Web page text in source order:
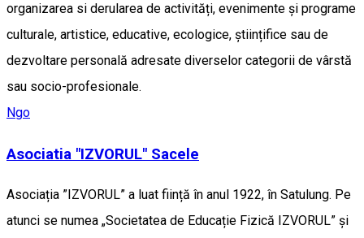
organizarea si derularea de activități, evenimente și programe
culturale, artistice, educative, ecologice, științifice sau de
dezvoltare personală adresate diverselor categorii de vârstă
sau socio-profesionale.
Ngo
Asociatia "IZVORUL" Sacele
Asociația ”IZVORUL” a luat ființă în anul 1922, în Satulung. Pe
atunci se numea „Societatea de Educație Fizică IZVORUL” și